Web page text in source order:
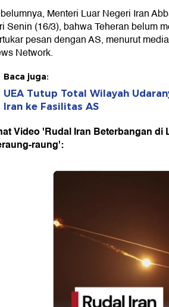
Menteri Luar Negeri Iran
Senin (16/3), bahwa Teheran belum
pesan dengan AS, menurut
Network.
Baca juga:
UEA Tutup Total Wilayah
Iran ke Fasilitas AS
Video 'Rudal Iran Beterbangan di
raung':